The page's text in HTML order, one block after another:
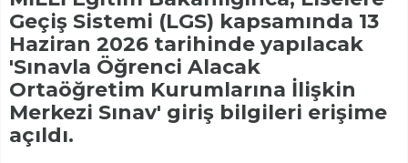
Geçiş Sistemi (LGS) kapsamında 13
Haziran 2026 tarihinde yapılacak
'Sınavla Öğrenci Alacak
Ortaöğretim Kurumlarına İlişkin
Merkezi Sınav' giriş bilgileri erişime
açıldı.